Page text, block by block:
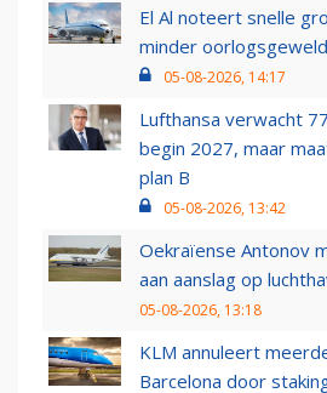
El Al noteert snelle
minder oorlogsgeweld
05-08-2026, 14:17
Lufthansa verwacht
begin 2027, maar
plan B
05-08-2026, 13:42
Oekraïense Antonov
aan aanslag op
05-08-2026, 13:18
KLM annuleert
Barcelona door